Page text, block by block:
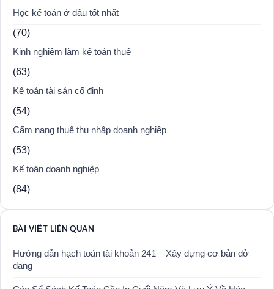
Học kế toán ở đâu tốt nhất
(70)
Kinh nghiệm làm kế toán thuế
(63)
Kế toán tài sản cố định
(54)
Cẩm nang thuế thu nhập doanh nghiệp
(53)
Kế toán doanh nghiệp
(84)
BÀI VIẾT LIÊN QUAN
Hướng dẫn hạch toán tài khoản 241 – Xây dựng cơ bản dở
dang